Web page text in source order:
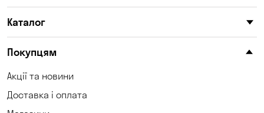
Каталог
Покупцям
Акції та новини
Доставка і оплата